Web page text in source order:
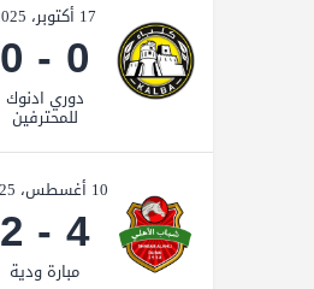
17 أكتوبر، 2025
0
-
0
دوري ادنوك
للمحترفين
10 أغسطس، 2025
4
-
2مبارة ودية